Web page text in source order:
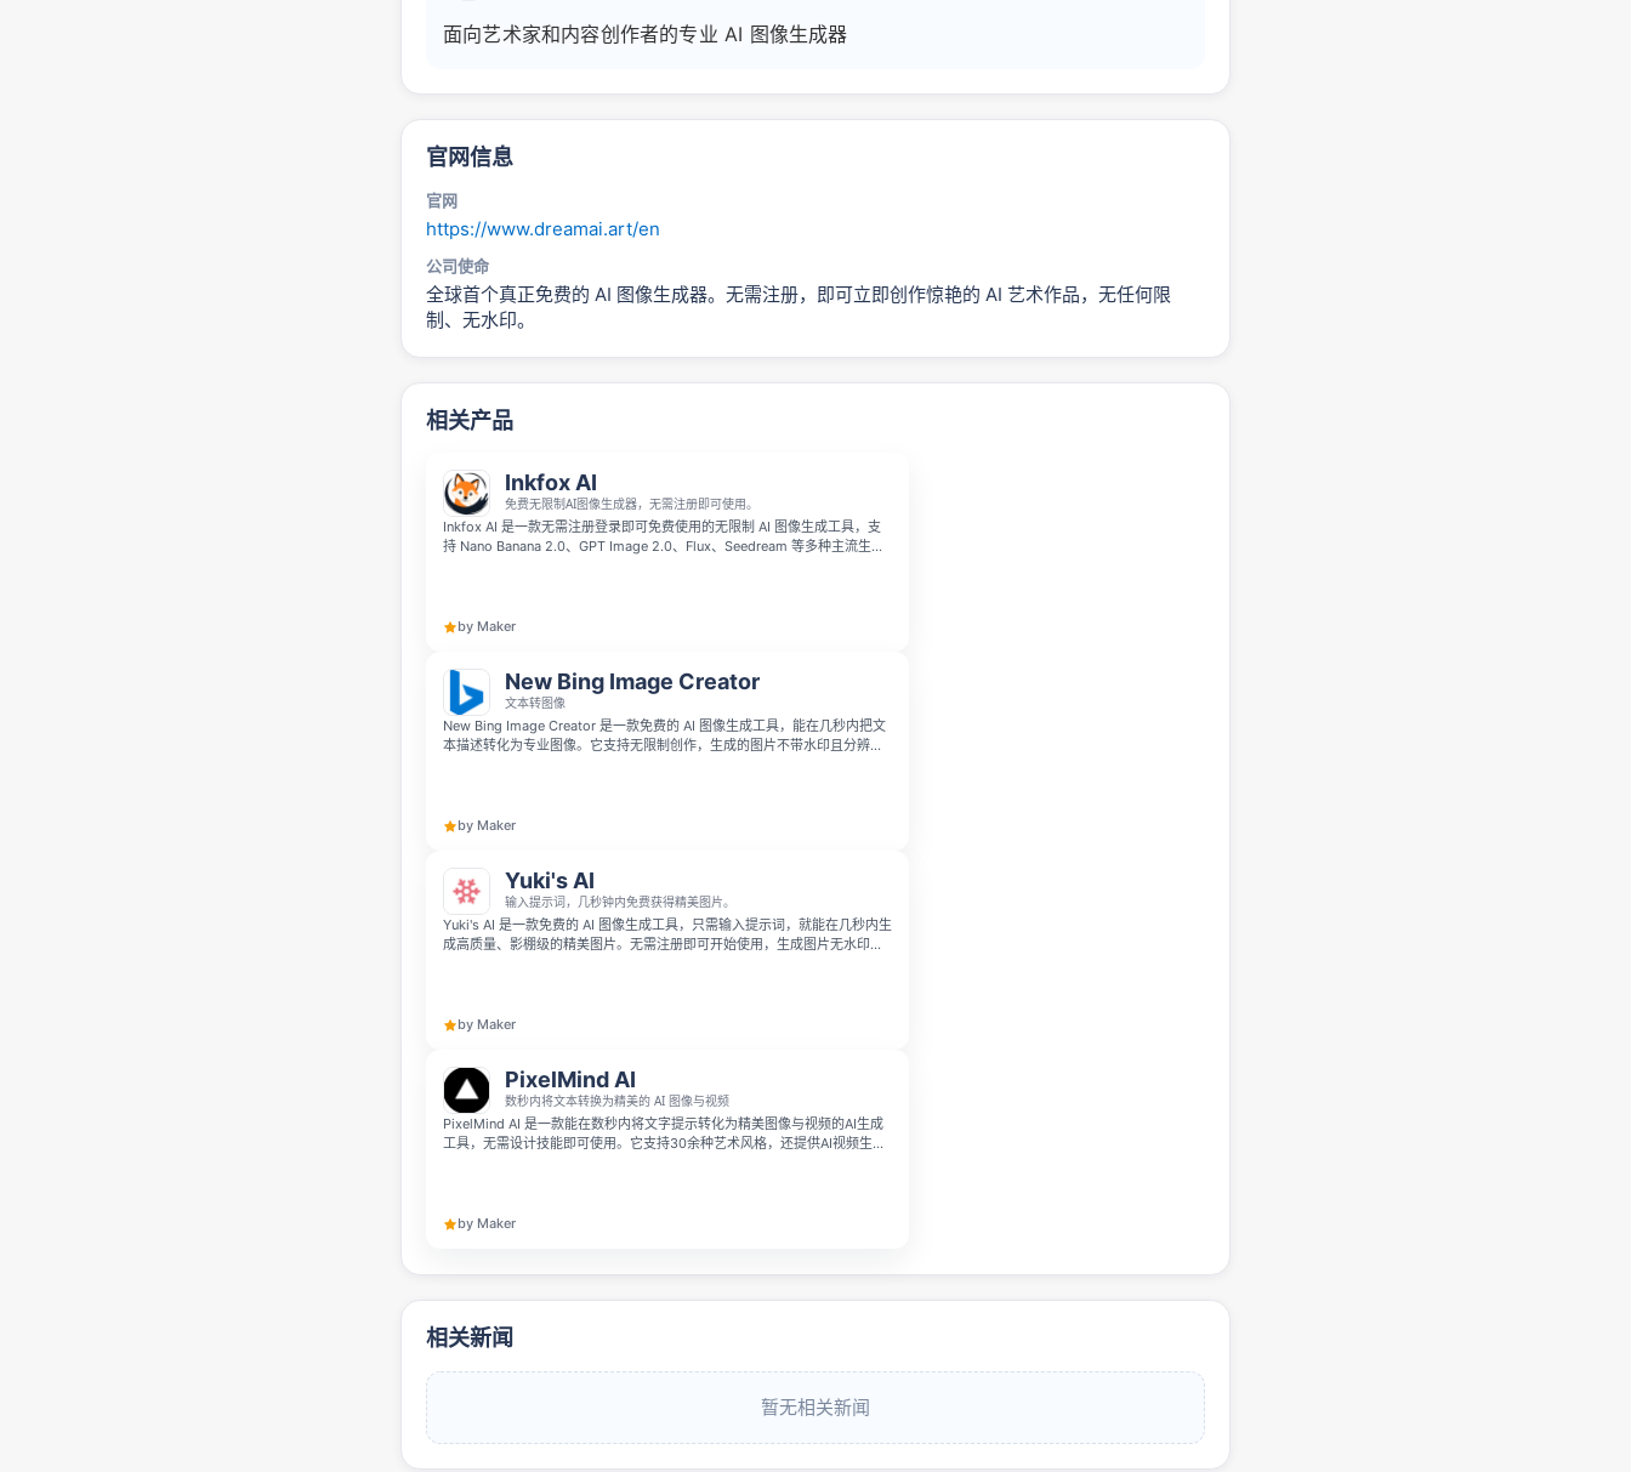
面向艺术家和内容创作者的专业 AI 图像生成器
官网信息
官网
https://www.dreamai.art/en
公司使命
全球首个真正免费的 AI 图像生成器。无需注册，即可立即创作惊艳的 AI 艺术作品，无任何限
制、无水印。
相关产品
Inkfox AI
免费无限制AI图像生成器，无需注册即可使用。
Inkfox AI 是一款无需注册登录即可免费使用的无限制 AI 图像生成工具，支
持 Nano Banana 2.0、GPT Image 2.0、Flux、Seedream 等多种主流生成
by Maker
New Bing Image Creator
文本转图像
New Bing Image Creator 是一款免费的 AI 图像生成工具，能在几秒内把文
本描述转化为专业图像。它支持无限制创作，生成的图片不带水印且分辨率
by Maker
Yuki's AI
输入提示词，几秒钟内免费获得精美图片。
Yuki's AI 是一款免费的 AI 图像生成工具，只需输入提示词，就能在几秒内生
成高质量、影棚级的精美图片。无需注册即可开始使用，生成图片无水印，
by Maker
PixelMind AI
数秒内将文本转换为精美的 AI 图像与视频
PixelMind AI 是一款能在数秒内将文字提示转化为精美图像与视频的AI生成
工具，无需设计技能即可使用。它支持30余种艺术风格，还提供AI视频生
by Maker
相关新闻
暂无相关新闻